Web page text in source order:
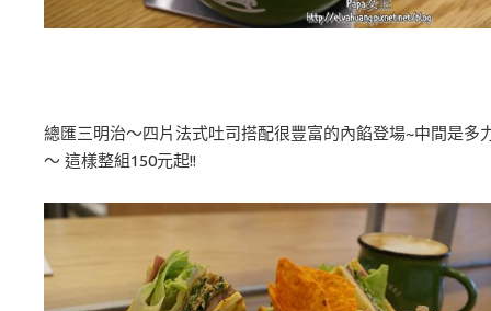
總匯三明治～四片法式吐司搭配很豐富的內餡登場~中間是多
～ 這樣整組150元起!!